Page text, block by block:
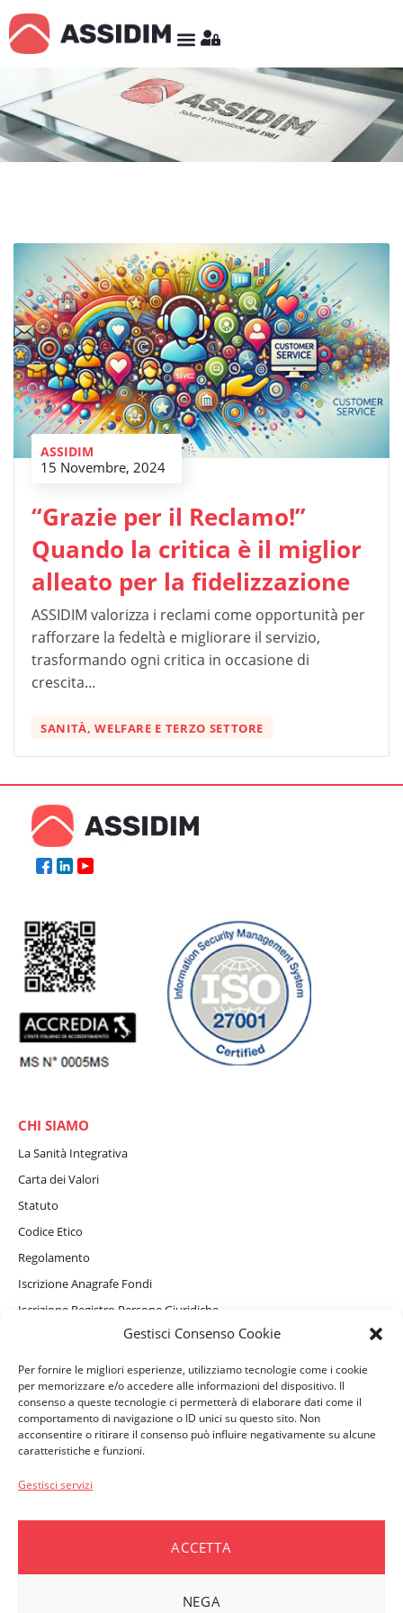
Gestisci Consenso Cookie
Per fornire le migliori esperienze, utilizziamo tecnologie come i cookie
per memorizzare e/o accedere alle informazioni del dispositivo. Il
consenso a queste tecnologie ci permetterà di elaborare dati come il
comportamento di navigazione o ID unici su questo sito. Non
acconsentire o ritirare il consenso può influire negativamente su alcune
caratteristiche e funzioni.
Gestisci servizi
ACCETTA
NEGA
ASSIDIM
15 Novembre, 2024
“Grazie per il Reclamo!”
Quando la critica è il miglior
alleato per la fidelizzazione
ASSIDIM valorizza i reclami come opportunità per
rafforzare la fedeltà e migliorare il servizio,
trasformando ogni critica in occasione di
crescita...
SANITÀ, WELFARE E TERZO SETTORE
CHI SIAMO
La Sanità Integrativa
Carta dei Valori
Statuto
Codice Etico
Regolamento
Iscrizione Anagrafe Fondi
Iscrizione Registro Persone Giuridiche
Informativa Privacy Sito Internet, Cookie e assistente virtuale
Informativa Privacy Beneficiari
PERSONE ASSISTITE
Convenzionamenti e Servizi Complementari